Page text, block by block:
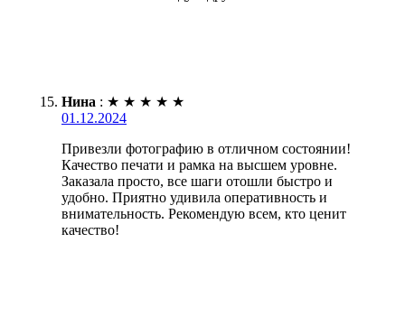
Нина : ★ ★ ★ ★ ★
01.12.2024
Привезли фотографию в отличном состоянии!
Качество печати и рамка на высшем уровне.
Заказала просто, все шаги отошли быстро и
удобно. Приятно удивила оперативность и
внимательность. Рекомендую всем, кто ценит
качество!